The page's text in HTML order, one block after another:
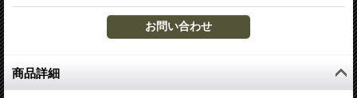
商品詳細